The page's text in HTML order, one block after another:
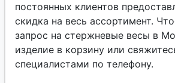
постоянных клиентов
скидка на весь ассортимент.
запрос на стержневые весы в
изделие в корзину или
специалистами по телефону.